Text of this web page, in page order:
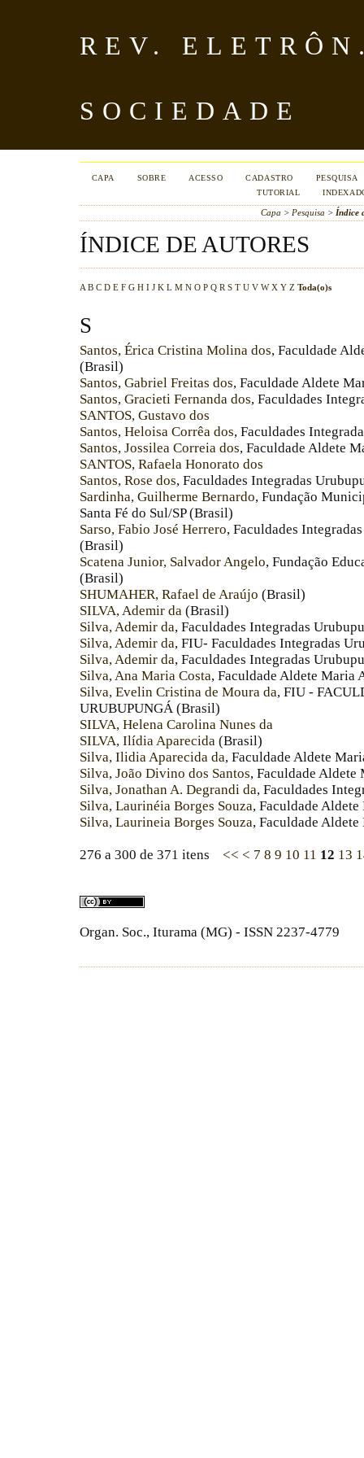
REV.
SOCIEDADE
CAPA SOBRE ACESSO CADASTRO
PESQUISA
TUTORIAL
Capa > Pesquisa > Índice
ÍNDICE DE AUTORES
A B C D E F G H I J K L M N O P Q R S T U V W X Y Z Toda(o)s
S
Santos, Érica Cristina Molina dos, Faculdade
(Brasil)
Santos, Gabriel Freitas dos, Faculdade Aldete
Santos, Gracieti Fernanda dos, Faculdades
SANTOS, Gustavo dos
Santos, Heloisa Corrêa dos, Faculdades
Santos, Jossilea Correia dos, Faculdade Aldete
SANTOS, Rafaela Honorato dos
Santos, Rose dos, Faculdades Integradas
Sardinha, Guilherme Bernardo, Fundação
Santa Fé do Sul/SP (Brasil)
Sarso, Fabio José Herrero, Faculdades
(Brasil)
Scatena Junior, Salvador Angelo, Fundação
(Brasil)
SHUMAHER, Rafael de Araújo (Brasil)
SILVA, Ademir da (Brasil)
Silva, Ademir da, Faculdades Integradas
Silva, Ademir da, FIU- Faculdades Integradas
Silva, Ademir da, Faculdades Integradas
Silva, Ana Maria Costa, Faculdade Aldete Maria
Silva, Evelin Cristina de Moura da, FIU -
URUBUPUNGÁ (Brasil)
SILVA, Helena Carolina Nunes da
SILVA, Ilídia Aparecida (Brasil)
Silva, Ilidia Aparecida da, Faculdade Aldete
Silva, João Divino dos Santos, Faculdade
Silva, Jonathan A. Degrandi da, Faculdades
Silva, Laurinéia Borges Souza, Faculdade
Silva, Laurineia Borges Souza, Faculdade
276 a 300 de 371 itens << < 7 8 9 10 11 12 13
Organ. Soc., Iturama (MG) - ISSN 2237-4779